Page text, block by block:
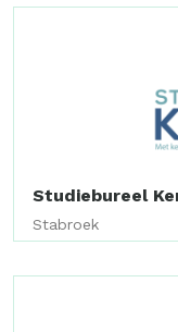
Studiebureel
Stabroek